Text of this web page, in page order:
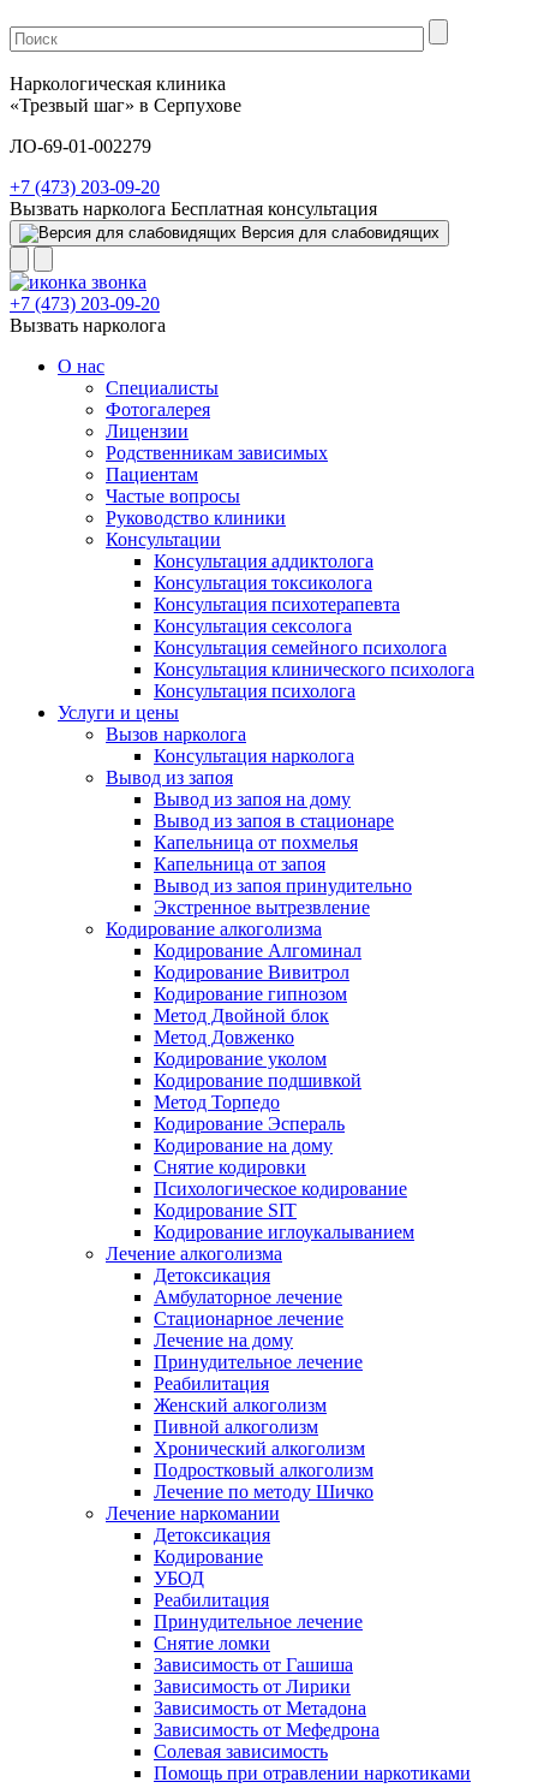
Наркологическая клиника
«Трезвый шаг» в Серпухове
ЛО-69-01-002279
+7 (473) 203-09-20
Вызвать нарколога Бесплатная консультация
Версия для слабовидящих
+7 (473) 203-09-20
Вызвать нарколога
О нас
Специалисты
Фотогалерея
Лицензии
Родственникам зависимых
Пациентам
Частые вопросы
Руководство клиники
Консультации
Консультация аддиктолога
Консультация токсиколога
Консультация психотерапевта
Консультация сексолога
Консультация семейного психолога
Консультация клинического психолога
Консультация психолога
Услуги и цены
Вызов нарколога
Консультация нарколога
Вывод из запоя
Вывод из запоя на дому
Вывод из запоя в стационаре
Капельница от похмелья
Капельница от запоя
Вывод из запоя принудительно
Экстренное вытрезвление
Кодирование алкоголизма
Кодирование Алгоминал
Кодирование Вивитрол
Кодирование гипнозом
Метод Двойной блок
Метод Довженко
Кодирование уколом
Кодирование подшивкой
Метод Торпедо
Кодирование Эспераль
Кодирование на дому
Снятие кодировки
Психологическое кодирование
Кодирование SIT
Кодирование иглоукалыванием
Лечение алкоголизма
Детоксикация
Амбулаторное лечение
Стационарное лечение
Лечение на дому
Принудительное лечение
Реабилитация
Женский алкоголизм
Пивной алкоголизм
Хронический алкоголизм
Подростковый алкоголизм
Лечение по методу Шичко
Лечение наркомании
Детоксикация
Кодирование
УБОД
Реабилитация
Принудительное лечение
Снятие ломки
Зависимость от Гашиша
Зависимость от Лирики
Зависимость от Метадона
Зависимость от Мефедрона
Солевая зависимость
Помощь при отравлении наркотиками